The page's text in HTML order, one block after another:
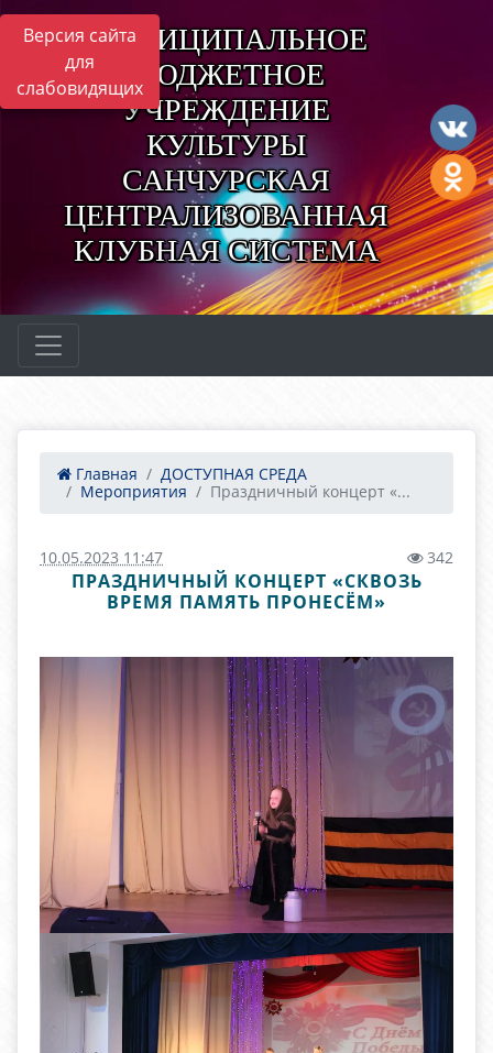
Версия сайта
для
слабовидящих
МУНИЦИПАЛЬНОЕ
БЮДЖЕТНОЕ
УЧРЕЖДЕНИЕ
КУЛЬТУРЫ
САНЧУРСКАЯ
ЦЕНТРАЛИЗОВАННАЯ
КЛУБНАЯ СИСТЕМА
Главная
ДОСТУПНАЯ СРЕДА
Мероприятия
Праздничный концерт «...
10.05.2023 11:47 342
ПРАЗДНИЧНЫЙ КОНЦЕРТ «СКВОЗЬ
ВРЕМЯ ПАМЯТЬ ПРОНЕСЁМ»